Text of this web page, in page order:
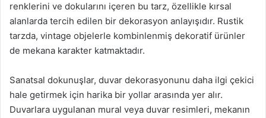
renklerini ve dokularını içeren bu tarz, özellikle kırsal
alanlarda tercih edilen bir dekorasyon anlayışıdır. Rustik
tarzda, vintage objelerle kombinlenmiş dekoratif ürünler
de mekana karakter katmaktadır.
Sanatsal dokunuşlar, duvar dekorasyonunu daha ilgi çekici
hale getirmek için harika bir yollar arasında yer alır.
Duvarlara uygulanan mural veya duvar resimleri, mekanın